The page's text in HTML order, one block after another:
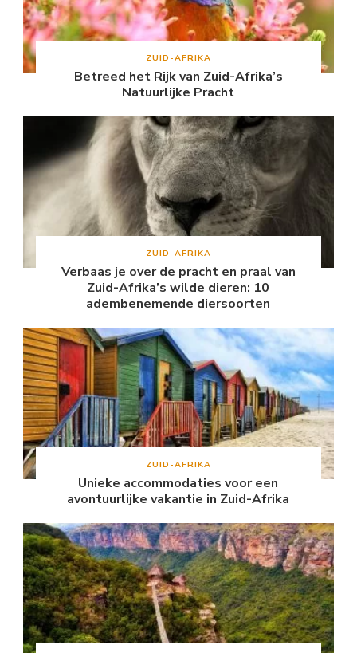
ZUID-AFRIKA
Betreed het Rijk van Zuid-Afrika’s
Natuurlijke Pracht
ZUID-AFRIKA
Verbaas je over de pracht en praal van
Zuid-Afrika’s wilde dieren: 10
adembenemende diersoorten
ZUID-AFRIKA
Unieke accommodaties voor een
avontuurlijke vakantie in Zuid-Afrika